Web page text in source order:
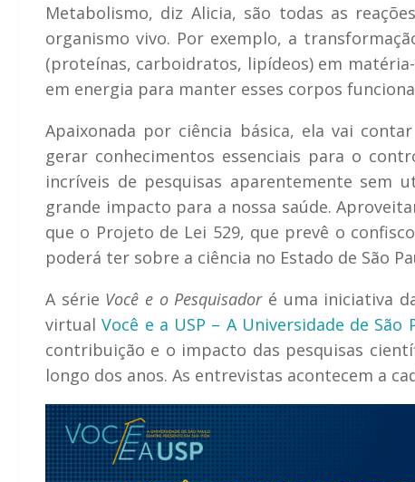
Metabolismo, diz Alicia, são todas as
organismo vivo. Por exemplo, a
(proteínas, carboidratos, lipídeos) em
em energia para manter esses corpos
Apaixonada por ciência básica, ela vai
gerar conhecimentos essenciais para o
incríveis de pesquisas aparentemente sem
grande impacto para a nossa saúde.
que o Projeto de Lei 529, que prevê o
poderá ter sobre a ciência no Estado de São
A série Você e o Pesquisadoré uma iniciativa
virtualVocê e a USP – A Universidade de
contribuição e o impacto das pesquisas
longo dos anos. As entrevistas acontecem a